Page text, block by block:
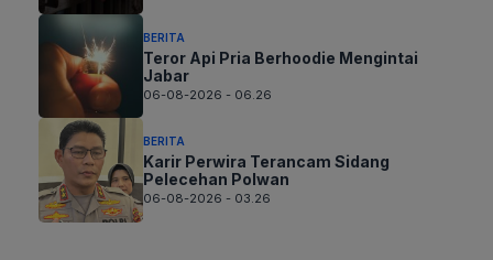
BERITA
Teror Api Pria Berhoodie Mengintai
Jabar
06-08-2026 - 06.26
BERITA
Karir Perwira Terancam Sidang
Pelecehan Polwan
06-08-2026 - 03.26